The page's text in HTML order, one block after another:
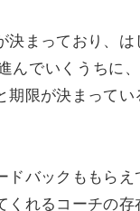
決まっており、
んでいくうちに
期限が決まって
ドバックももら
くれるコーチの